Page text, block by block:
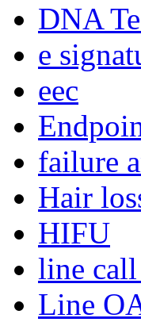
DNA
e
eec
failure
Hair
HIFU
line
Line